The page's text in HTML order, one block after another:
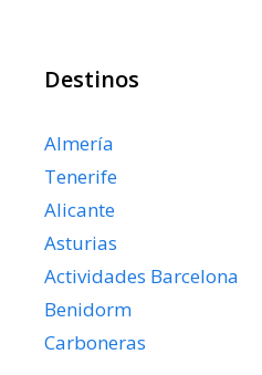
Destinos
Almería
Tenerife
Alicante
Asturias
Actividades Barcelona
Benidorm
Carboneras